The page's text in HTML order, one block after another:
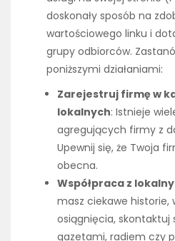
doskonały sposób na
wartościowego linku i
grupy odbiorców.
poniższymi działaniami:
Zarejestruj firmę w
lokalnych: Istnieje
agregujących firmy z
Upewnij się, że Twoja
obecna.
Współpraca z
masz ciekawe historie,
osiągnięcia, skontaktuj
gazetami, radiem czy